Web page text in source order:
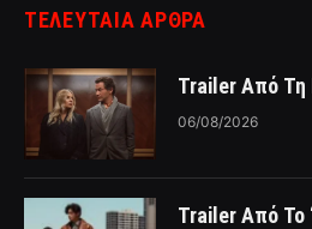
ΤΕΛΕΥΤΑΙΑ ΑΡΘΡΑ
Trailer Από Τη
06/08/2026
Trailer Από Το